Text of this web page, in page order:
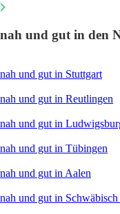
nah und gut in den
nah und gut in Stuttgart
nah und gut in Reutlingen
nah und gut in
nah und gut in Tübingen
nah und gut in Aalen
nah und gut in